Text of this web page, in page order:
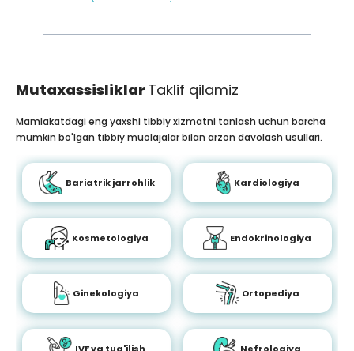
Mutaxassisliklar Taklif qilamiz
Mamlakatdagi eng yaxshi tibbiy xizmatni tanlash uchun barcha
mumkin bo'lgan tibbiy muolajalar bilan arzon davolash usullari.
Bariatrik jarrohlik Kardiologiya
Kosmetologiya Endokrinologiya
Ginekologiya Ortopediya